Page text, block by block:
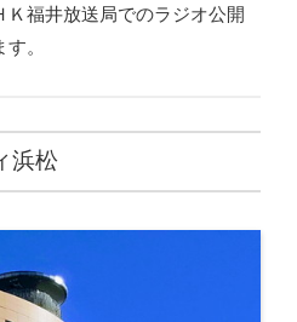
福井放送局でのラジオ公開
。
浜松